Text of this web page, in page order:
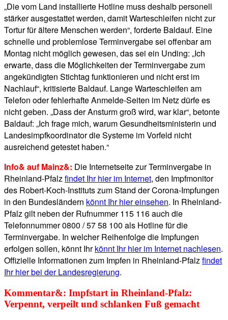
„Die vom Land installierte Hotline muss deshalb personell
stärker ausgestattet werden, damit Warteschleifen nicht zur
Tortur für ältere Menschen werden“, forderte Baldauf. Eine
schnelle und problemlose Terminvergabe sei offenbar am
Montag nicht möglich gewesen, das sei ein Unding: „Ich
erwarte, dass die Möglichkeiten der Terminvergabe zum
angekündigten Stichtag funktionieren und nicht erst im
Nachlauf“, kritisierte Baldauf. Lange Warteschleifen am
Telefon oder fehlerhafte Anmelde-Seiten im Netz dürfe es
nicht geben. „Dass der Ansturm groß wird, war klar“, betonte
Baldauf: „Ich frage mich, warum Gesundheitsministerin und
Landesimpfkoordinator die Systeme im Vorfeld nicht
ausreichend getestet haben.“
Info& auf Mainz&: Die Internetseite zur Terminvergabe in
Rheinland-Pfalzfindet Ihr hier im Internet, den Impfmonitor
des Robert-Koch-Instituts zum Stand der Corona-Impfungen
in den Bundesländern könnt Ihr hier einsehen. In Rheinland-
Pfalz gilt neben der Rufnummer 115 116 auch die
Telefonnummer 0800 / 57 58 100 als Hotline für die
Terminvergabe. In welcher Reihenfolge die Impfungen
erfolgen sollen, könnt Ihrkönnt Ihr hier im Internet nachlesen.
Offizielle Informationen zum Impfen in Rheinland-Pfalzfindet
Ihr hier bei der Landesregierung.
Kommentar&: Impfstart in Rheinland-Pfalz:
Verpennt, verpeilt und schlanken Fuß gemacht